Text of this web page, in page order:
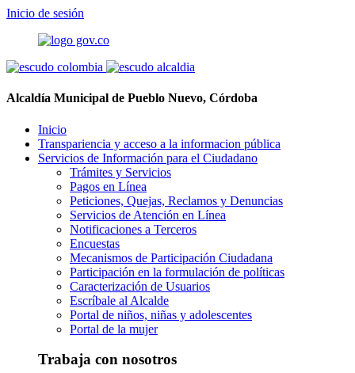
Inicio de sesión
Alcaldía Municipal de Pueblo Nuevo, Córdoba
Inicio
Transpariencia y acceso a la informacion pública
Servicios de Información para el Ciudadano
Trámites y Servicios
Pagos en Línea
Peticiones, Quejas, Reclamos y Denuncias
Servicios de Atención en Línea
Notificaciones a Terceros
Encuestas
Mecanismos de Participación Ciudadana
Participación en la formulación de políticas
Caracterización de Usuarios
Escríbale al Alcalde
Portal de niños, niñas y adolescentes
Portal de la mujer
Trabaja con nosotros